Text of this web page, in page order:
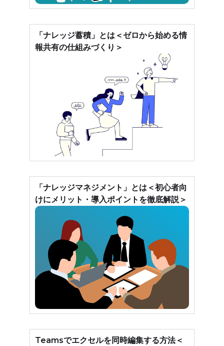
「ナレッジ蓄積」とは＜ゼロから始める情
報共有の仕組みづくり＞
「ナレッジマネジメント」とは＜初心者向
けにメリット・導入ポイントを徹底解説＞
Teamsでエクセルを同時編集する方法＜